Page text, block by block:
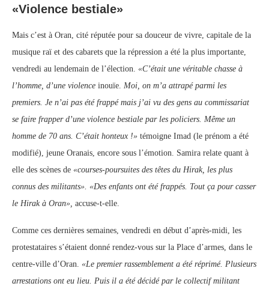
«Violence bestiale»
Mais c’est à Oran, cité réputée pour sa douceur de vivre, capitale de la
musique raï et des cabarets que la répression a été la plus importante,
vendredi au lendemain de l’élection. «C’était une véritable chasse à
l’homme, d’une violence inouïe. Moi, on m’a attrapé parmi les
premiers. Je n’ai pas été frappé mais j’ai vu des gens au commissariat
se faire frapper d’une violence bestiale par les policiers. Même un
homme de 70 ans. C’était honteux !» témoigne Imad (le prénom a été
modifié), jeune Oranais, encore sous l’émotion. Samira relate quant à
elle des scènes de «courses-poursuites des têtes du Hirak, les plus
connus des militants». «Des enfants ont été frappés. Tout ça pour casser
le Hirak à Oran», accuse-t-elle.
Comme ces dernières semaines, vendredi en début d’après-midi, les
protestataires s’étaient donné rendez-vous sur la Place d’armes, dans le
centre-ville d’Oran. «Le premier rassemblement a été réprimé. Plusieurs
arrestations ont eu lieu. Puis il a été décidé par le collectif militant